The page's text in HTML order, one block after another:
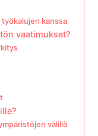
kanssa
vaatimukset?
välillä